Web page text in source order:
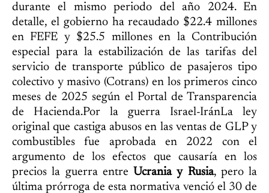
durante el mismo periodo del año 2024. En
detalle, el gobierno ha recaudado $22.4 millones
en FEFE y $25.5 millones en la Contribución
especial para la estabilización de las tarifas del
servicio de transporte público de pasajeros tipo
colectivo y masivo (Cotrans) en los primeros cinco
meses de 2025 según el Portal de Transparencia
de Hacienda.Por la guerra Israel-IránLa ley
original que castiga abusos en las ventas de GLP y
combustibles fue aprobada en 2022 con el
argumento de los efectos que causaría en los
precios la guerra entre Ucrania y Rusia, pero la
última prórroga de esta normativa venció el 30 de